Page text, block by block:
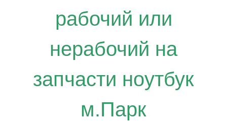
рабочий или
нерабочий на
запчасти ноутбук
м.Парк